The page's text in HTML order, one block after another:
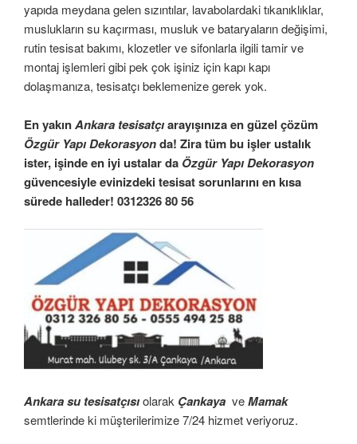
yapıda meydana gelen sızıntılar, lavabolardaki tıkanıklıklar,
muslukların su kaçırması, musluk ve bataryaların değişimi,
rutin tesisat bakımı, klozetler ve sifonlarla ilgili tamir ve
montaj işlemleri gibi pek çok işiniz için kapı kapı
dolaşmanıza, tesisatçı beklemenize gerek yok.
En yakınAnkara tesisatçıarayışınıza en güzel çözüm
Özgür Yapı Dekorasyonda! Zira tüm bu işler ustalık
ister, işinde en iyi ustalar da Özgür Yapı Dekorasyon
güvencesiyle evinizdeki tesisat sorunlarını en kısa
sürede halleder! 0312326 80 56
Ankara su tesisatçısıolarak Çankaya veMamak
semtlerinde ki müşterilerimize 7/24 hizmet veriyoruz.